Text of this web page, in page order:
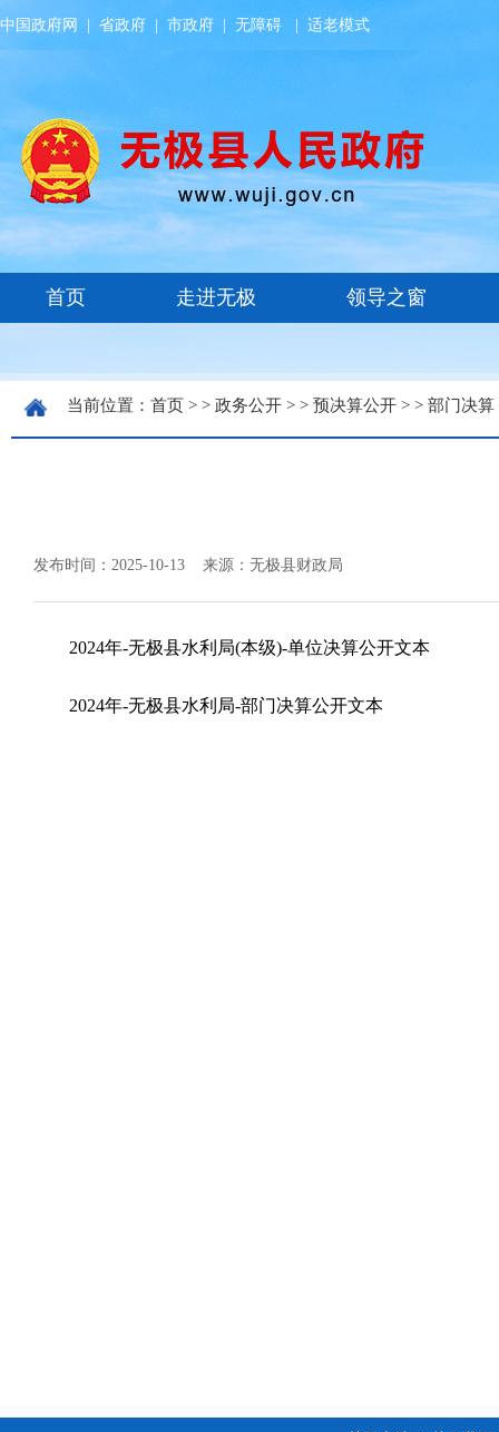
中国政府网 省政府 市政府 无障碍 适老模式
当前位置： 首页 > > 政务公开 > > 预决算公开 > > 部门决算
发布时间：2025-10-13 来源：无极县财政局
2024年-无极县水利局(本级)-单位决算公开文本
2024年-无极县水利局-部门决算公开文本